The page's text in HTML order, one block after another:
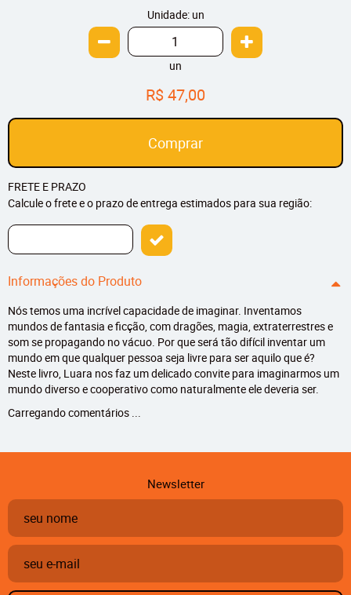
Unidade: un
un
R$ 47,00
Comprar
FRETE E PRAZO
Calcule o frete e o prazo de entrega estimados para sua região:
Informações do Produto
Nós temos uma incrível capacidade de imaginar. Inventamos
mundos de fantasia e ficção, com dragões, magia, extraterrestres e
som se propagando no vácuo. Por que será tão difícil inventar um
mundo em que qualquer pessoa seja livre para ser aquilo que é?
Neste livro, Luara nos faz um delicado convite para imaginarmos um
mundo diverso e cooperativo como naturalmente ele deveria ser.
Carregando comentários ...
Newsletter